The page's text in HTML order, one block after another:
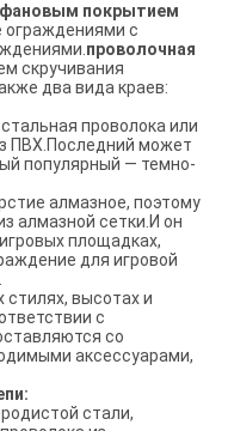
покрытием
с
проволочная
скручивания
два вида краев:
проволока или
ПВХ.Последний может
популярный — темно-
алмазное, поэтому
алмазной сетки.И он
площадках,
для игровой
высотах и
с
со
аксессуарами,
стали,